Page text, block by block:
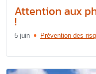
Attention aux
!
5 juin Prévention des